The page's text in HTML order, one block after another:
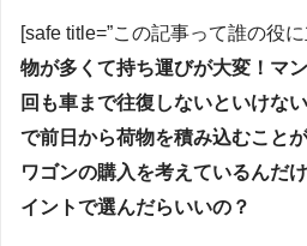
[safe title=”この記事って誰の役に
物が多くて持ち運びが大変！マ
回も車まで往復しないといけな
で前日から荷物を積み込むこと
ワゴンの購入を考えているんだ
イントで選んだらいいの？